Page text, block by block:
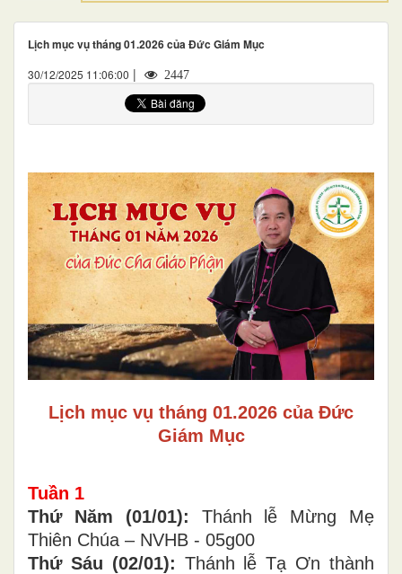
Lịch mục vụ tháng 01.2026 của Đức Giám Mục
30/12/2025 11:06:00 | 2447
Lịch mục vụ tháng 01.2026 của Đức
Giám Mục
Tuần 1
Thứ Năm (01/01): Thánh lễ Mừng Mẹ
Thiên Chúa – NVHB - 05g00
Thứ Sáu (02/01): Thánh lễ Tạ Ơn thành